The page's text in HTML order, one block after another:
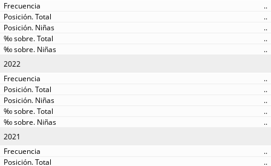
..
..
..
..
..
2022
..
..
..
..
..
2021
..
..